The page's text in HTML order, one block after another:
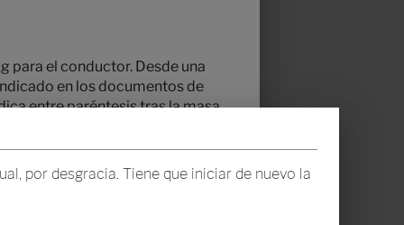
para el conductor. Desde una
en los documentos de
entre paréntesis tras la masa
en cuanto al peso" para
por desgracia. Tiene que iniciar de nuevo la